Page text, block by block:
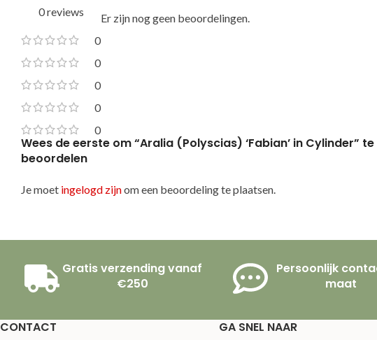
0 reviews
0
0
0
0
0
Er zijn nog geen beoordelingen.
Wees de eerste om “Aralia (Polyscias) ‘Fabian’ in Cylinder” te
beoordelen
Je moet ingelogd zijnom een beoordeling te plaatsen.
Gratis verzending vanaf
€250
Persoonlijk
maat
CONTACT GA SNEL NAAR